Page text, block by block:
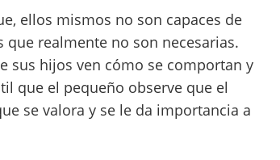
ellos mismos no son capaces de
realmente no son necesarias.
sus hijos ven cómo se comportan y
que el pequeño observe que el
se valora y se le da importancia a